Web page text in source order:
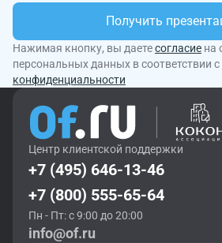
Получить
Нажимая кнопку, вы даетесогласие на
персональных данных в соответствии с
конфиденциальности
Центр клиентской поддержки
+7 (495) 646-13-46
+7 (800) 555-65-64
Пн - Пт: с 9:00 до 20:00
info@of.ru